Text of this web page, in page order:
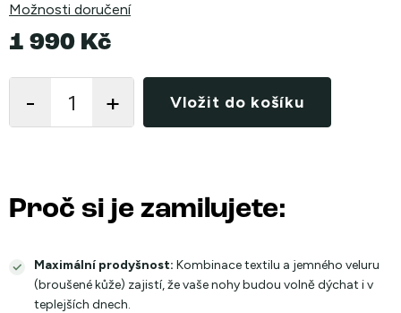
Možnosti doručení
1 990 Kč
cena:
Vložit do košíku
Proč si je zamilujete:
Maximální prodyšnost: Kombinace textilu a jemného veluru
(broušené kůže) zajistí, že vaše nohy budou volně dýchat i v
teplejších dnech.